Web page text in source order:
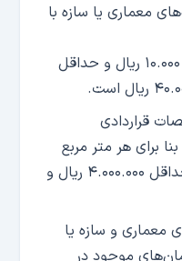
معماری یا سازه با
برای هر مترمربع مساحت زیربنا ۱۰.۰۰۰ ریال و حداقل
قراردادی
برای هر متر مربع
مساحت زیر بنا ۱۰.۰۰۰ ریال و حداقل ۴.۰۰۰.۰۰۰ ریال و
معماری و سازه یا
موجود در